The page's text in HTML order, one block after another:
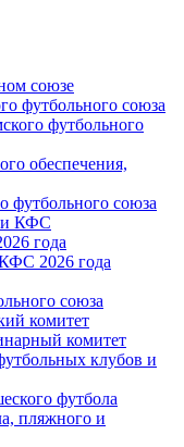
союзе
футбольного союза
футбольного
обеспечения,
футбольного союза
КФС
года
2026 года
союза
комитет
комитет
клубов и
футбола
пляжного и